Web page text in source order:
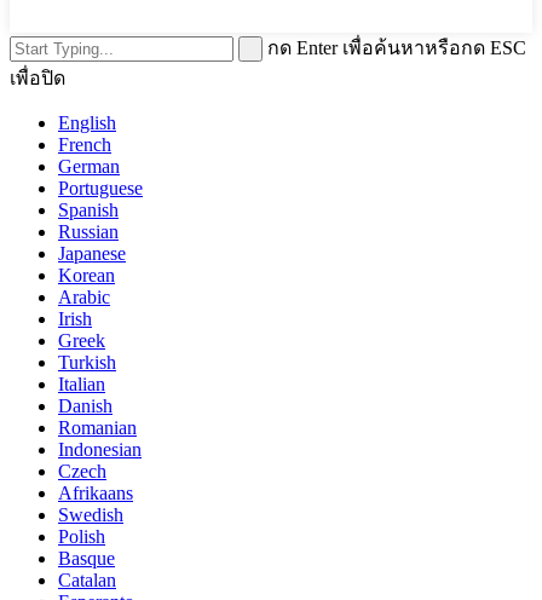
กด Enter เพื่อค้นหาหรือกด ESC
เพื่อปิด
English
French
German
Portuguese
Spanish
Russian
Japanese
Korean
Arabic
Irish
Greek
Turkish
Italian
Danish
Romanian
Indonesian
Czech
Afrikaans
Swedish
Polish
Basque
Catalan